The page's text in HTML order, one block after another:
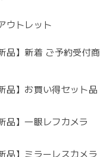
ウトレット
新品】新着 ご予約受付商
新品】お買い得セット品
新品】一眼レフカメラ
新品】ミラーレスカメラ